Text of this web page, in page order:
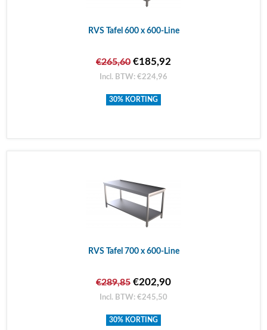
RVS Tafel 600 x 600-Line
€265,60 €185,92
Incl. BTW: €224,96
30% KORTING
RVS Tafel 700 x 600-Line
€289,85 €202,90
Incl. BTW: €245,50
30% KORTING